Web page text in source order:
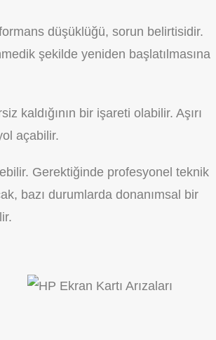
düşüklüğü, sorun belirtisidir.
şekilde yeniden başlatılmasına
kaldığının bir işareti olabilir. Aşırı
açabilir.
Gerektiğinde profesyonel teknik
bazı durumlarda donanımsal bir